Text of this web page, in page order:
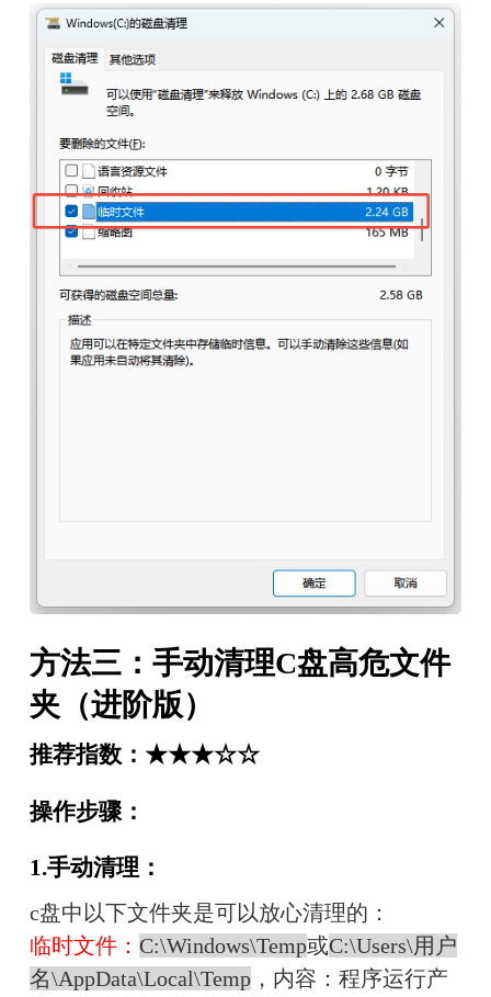
方法三：手动清理C盘高危文件
夹（进阶版）
推荐指数：★★★☆☆
操作步骤：
1.手动清理：
c盘中以下文件夹是可以放心清理的：
临时文件： C:\Windows\Temp或C:\Users\用户
名\AppData\Local\Temp，内容：程序运行产